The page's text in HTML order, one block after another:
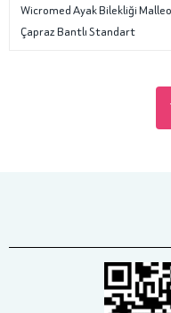
Wicromed Ayak Bilekliği
Çapraz Bantlı Standart